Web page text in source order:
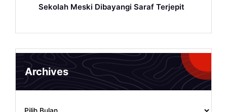
Sekolah Meski Dibayangi Saraf Terjepit
Archives